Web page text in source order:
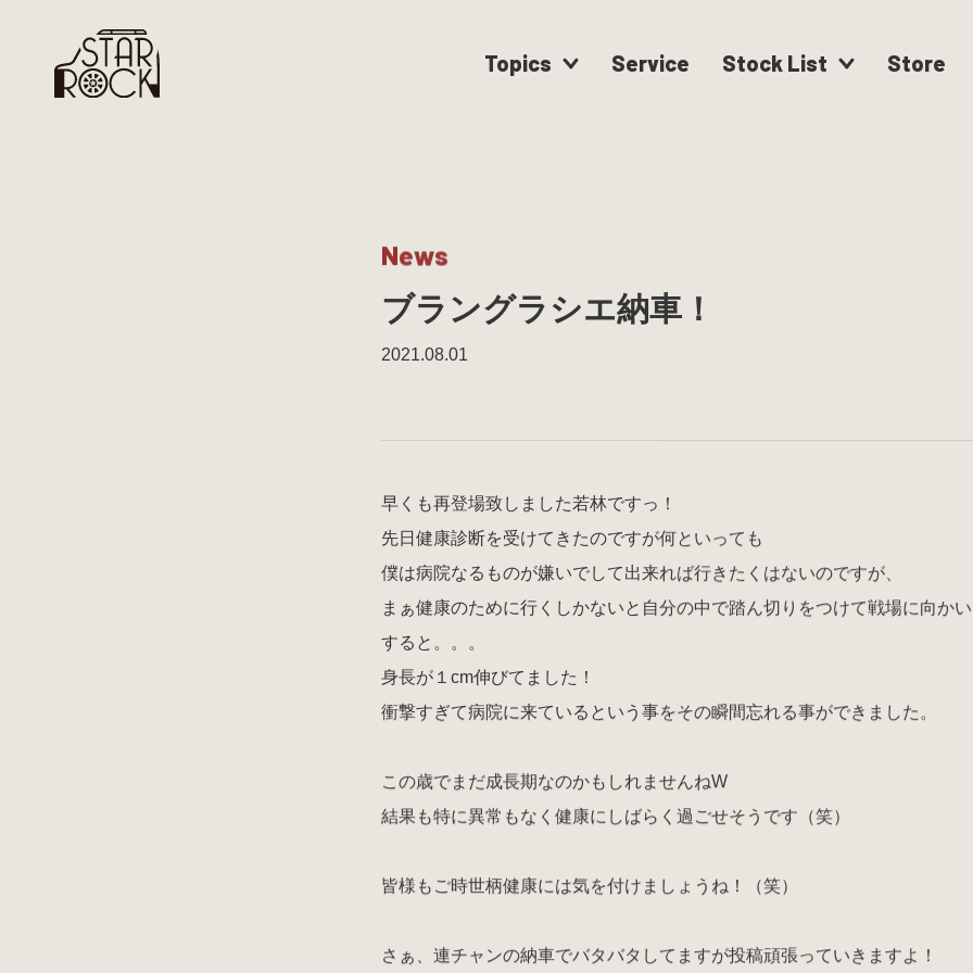
Topics Service Stock List Store
News
ブラングラシエ納車！
2021.08.01
早くも再登場致しました若林ですっ！
先日健康診断を受けてきたのですが何といっても
僕は病院なるものが嫌いでして出来れば行きたくはないのですが、
まぁ健康のために行くしかないと自分の中で踏ん切りをつけて戦場に向か
すると。。。
身長が１cm伸びてました！
衝撃すぎて病院に来ているという事をその瞬間忘れる事ができました。
この歳でまだ成長期なのかもしれませんねW
結果も特に異常もなく健康にしばらく過ごせそうです（笑）
皆様もご時世柄健康には気を付けましょうね！（笑）
さぁ、連チャンの納車でバタバタしてますが投稿頑張っていきますよ！